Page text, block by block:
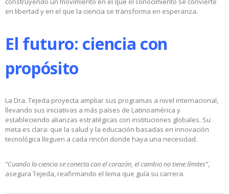
en libertad y en el que la ciencia se transforma en esperanza.
El futuro: ciencia con
propósito
La Dra. Tejeda proyecta ampliar sus programas a nivel internacional,
llevando sus iniciativas a más países de Latinoamérica y
estableciendo alianzas estratégicas con instituciones globales. Su
meta es clara: que la salud y la educación basadas en innovación
tecnológica lleguen a cada rincón donde haya una necesidad.
“Cuando la ciencia se conecta con el corazón, el cambio no tiene límites”,
asegura Tejeda, reafirmando el lema que guía su carrera.